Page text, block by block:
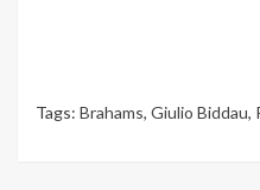
Tags: Brahams, Giulio Biddau,